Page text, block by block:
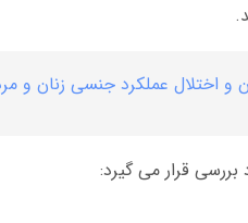
و اختلال عملکرد جنسی زنان و
بررسی قرار می گیرد: